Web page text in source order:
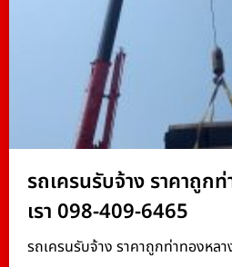
รถเครนรับจ้าง ราคาถูก
เรา 098-409-6465
รถเครนรับจ้าง ราคาถูกท่าทองหล